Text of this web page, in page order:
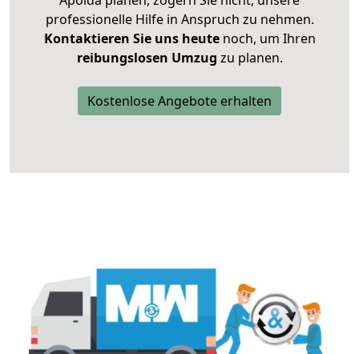
professionelle Hilfe in Anspruch zu nehmen.
Kontaktieren Sie uns heutenoch, um Ihren
reibungslosen Umzug zu planen.
Kostenlose Angebote erhalten